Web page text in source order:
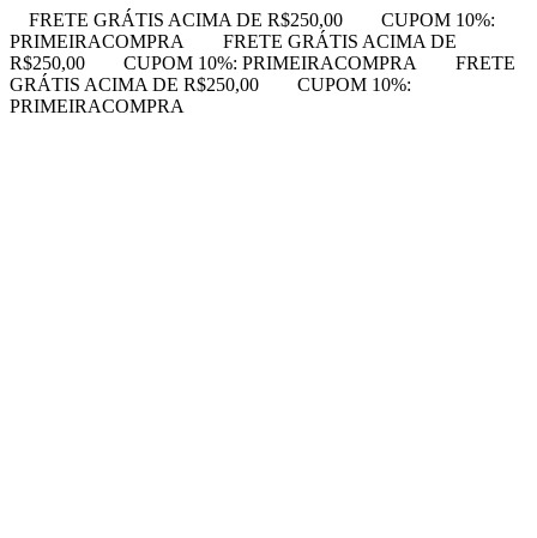
FRETE GRÁTIS ACIMA DE R$250,00
CUPOM 10%:
PRIMEIRACOMPRA
FRETE GRÁTIS ACIMA DE
R$250,00
CUPOM 10%: PRIMEIRACOMPRA
FRETE
GRÁTIS ACIMA DE R$250,00
CUPOM 10%:
PRIMEIRACOMPRA